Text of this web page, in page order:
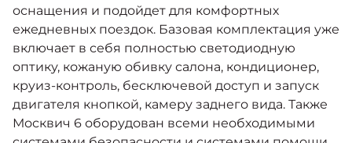
оснащения и подойдет для комфортных
ежедневных поездок. Базовая комплектация уже
включает в себя полностью светодиодную
оптику, кожаную обивку салона, кондиционер,
круиз-контроль, бесключевой доступ и запуск
двигателя кнопкой, камеру заднего вида. Также
Москвич 6 оборудован всеми необходимыми